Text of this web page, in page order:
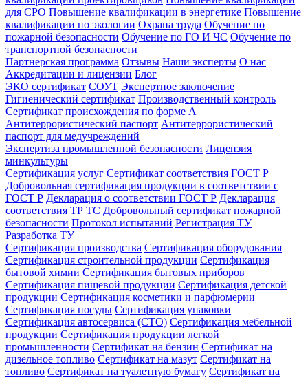
для СРО Повышение квалификации в энергетике Повышение
квалификации по экологии Охрана труда Обучение по
пожарной безопасности Обучение по ГО И ЧС Обучение по
транспортной безопасности
Партнерская программа Отзывы Наши эксперты О нас
Аккредитации и лицензии Блог
ЭКО сертификат СОУТ Экспертное заключение
Гигиенический сертификат Производственный контроль
Сертификат происхождения по форме А
Антитеррористический паспорт Антитеррористический
паспорт для медучреждений
Экспертиза промышленной безопасности Лицензия
минкультуры
Сертификация услуг Сертификат соответствия ГОСТ Р
Добровольная сертификация продукции в соответствии с
ГОСТ Р Декларация о соответствии ГОСТ Р Декларация
соответствия ТР ТС Добровольный сертификат пожарной
безопасности Протокол испытаний Регистрация ТУ
Разработка ТУ
Сертификация производства Сертификация оборудования
Сертификация строительной продукции Сертификация
бытовой химии Сертификация бытовых приборов
Сертификация пищевой продукции Сертификация детской
продукции Сертификация косметики и парфюмерии
Сертификация посуды Сертификация упаковки
Сертификация автосервиса (СТО) Сертификация мебельной
продукции Сертификация продукции легкой
промышленности Сертификат на бензин Сертификат на
дизельное топливо Сертификат на мазут Сертификат на
топливо Сертификат на туалетную бумагу Сертификат на